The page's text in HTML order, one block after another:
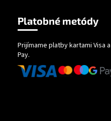
Platobné metódy
Prijímame platby kartami Visa
Pay.